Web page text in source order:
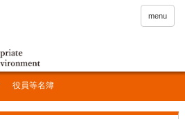
menu
役員等名簿